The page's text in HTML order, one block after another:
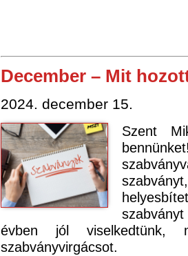
December – Mit
2024. december 15.
Szent
évben jól viselkedtünk,
szabványvirgácsot.